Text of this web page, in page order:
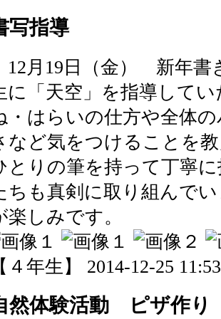
写指導
12月19日（金） 新年書
に「天空」を指導して
・はらいの仕方や全体
など気をつけることを
とりの筆を持って丁寧
ちも真剣に取り組んで
楽しみです。
【４年生】 2014-12-25
然体験活動 ピザ作り